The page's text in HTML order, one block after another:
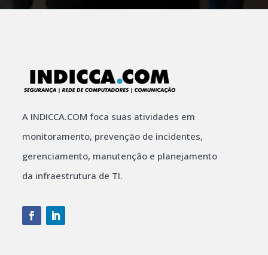
A INDICCA.COM foca suas atividades em
monitoramento, prevenção de incidentes,
gerenciamento, manutenção e planejamento
da infraestrutura de TI.